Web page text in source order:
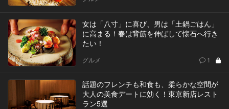
女は「八寸」に喜び、男は「土鍋ごはん」
に高まる！春は背筋を伸ばして懐石へ行き
たい！
グルメ 1
話題のフレンチも和食も、柔らかな空間が
大人の美食デートに効く！東京新店レスト
ラン5選